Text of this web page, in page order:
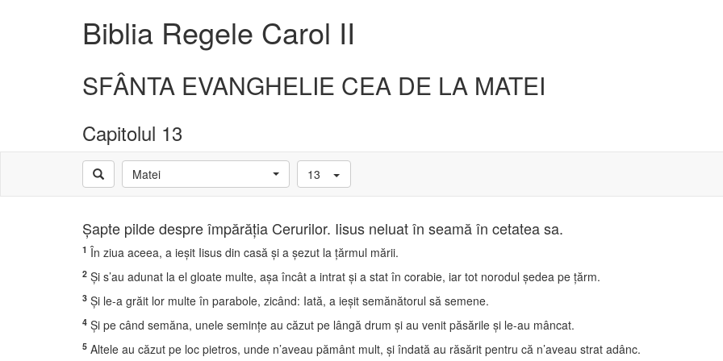
Biblia Regele Carol II
SFÂNTA EVANGHELIE CEA DE LA MATEI
Capitolul 13
Matei 13
Şapte pilde despre împărăţia Cerurilor. Iisus neluat în seamă în cetatea sa.
1 În ziua aceea, a ieşit Iisus din casă şi a şezut la ţărmul mării.
2 Şi s’au adunat la el gloate multe, aşa încât a intrat şi a stat în corabie, iar tot norodul şedea pe ţărm.
3 Şi le-a grăit lor multe în parabole, zicând: Iată, a ieşit semănătorul să semene.
4 Şi pe când semăna, unele seminţe au căzut pe lângă drum şi au venit păsările şi le-au mâncat.
5 Altele au căzut pe loc pietros, unde n’aveau pământ mult, şi îndată au răsărit pentru că n’aveau strat adânc.